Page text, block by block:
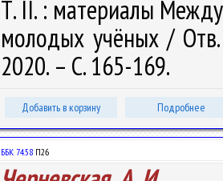
Т. II. : материалы
молодых учёных /
2020. – С. 165-169.
Добавить в корзину Подробнее
ББК 74.58 П26